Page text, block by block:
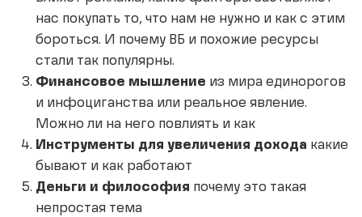
нас покупать то, что нам не нужно и как с этим
бороться. И почему ВБ и похожие ресурсы
стали так популярны.
Финансовое мышление из мира единорогов
и инфоциганства или реальное явление.
Можно ли на него повлиять и как
Инструменты для увеличения дохода какие
бывают и как работают
Деньги и философия почему это такая
непростая тема